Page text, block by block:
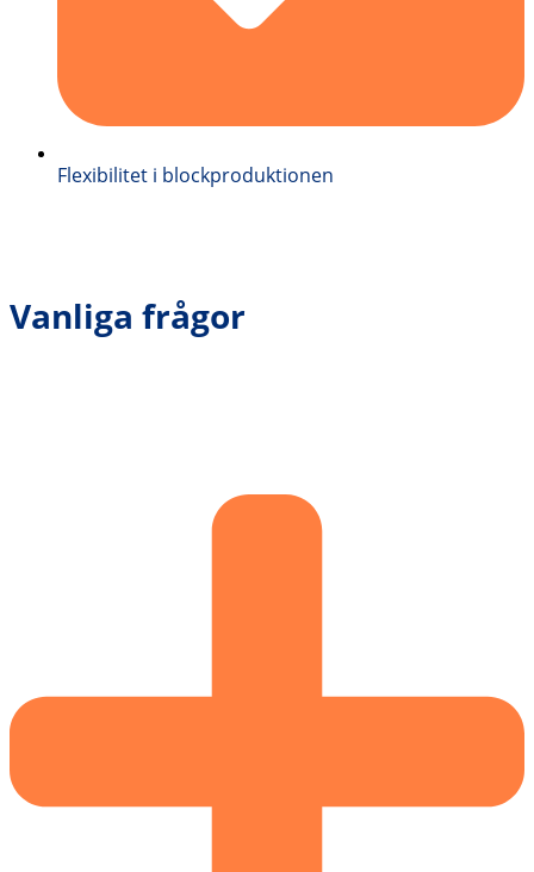
Flexibilitet i blockproduktionen
Vanliga frågor